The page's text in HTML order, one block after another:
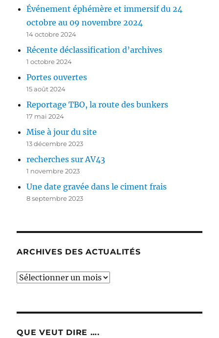
Événement éphémère et immersif du 24
octobre au 09 novembre 2024
14 octobre 2024
Récente déclassification d’archives
1 octobre 2024
Portes ouvertes
15 août 2024
Reportage TBO, la route des bunkers
17 mai 2024
Mise à jour du site
13 décembre 2023
recherches sur AV43
1 novembre 2023
Une date gravée dans le ciment frais
8 septembre 2023
ARCHIVES DES ACTUALITÉS
Archives
QUE VEUT DIRE ….